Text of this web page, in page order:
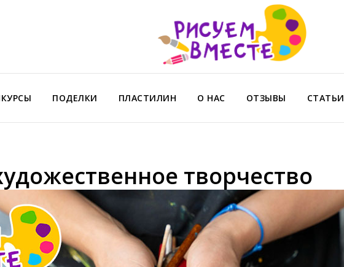
ПОДЕЛКИ ПЛАСТИЛИН О НАС ОТЗЫВЫ СТАТЬИ
творчество